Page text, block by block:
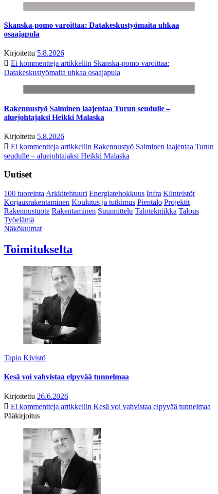
Skanska-pomo varoittaa: Datakeskustyömaita uhkaa
osaajapula
Kirjoitettu 5.8.2026
Ei kommentteja artikkeliin Skanska-pomo varoittaa:
Datakeskustyömaita uhkaa osaajapula
Rakennustyö Salminen laajentaa Turun seudulle –
aluejohtajaksi Heikki Malaska
Kirjoitettu 5.8.2026
Ei kommentteja artikkeliin Rakennustyö Salminen laajentaa Turun
seudulle – aluejohtajaksi Heikki Malaska
Uutiset
100 tuoreinta Arkkitehtuuri Energiatehokkuus Infra Kiinteistöt
Korjausrakentaminen Koulutus ja tutkimus Pientalo Projektit
Rakennustuote Rakentaminen Suunnittelu Talotekniikka Talous
Työelämä
Näkökulmat
Toimitukselta
Tapio Kivistö
Kesä voi vahvistaa elpyvää tunnelmaa
Kirjoitettu 26.6.2026
Ei kommentteja artikkeliin Kesä voi vahvistaa elpyvää tunnelmaa
Pääkirjoitus